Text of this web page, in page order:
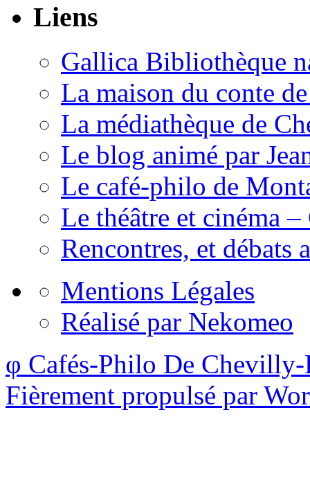
Liens
Gallica Bibliothèque
La maison du conte
La médiathèque de
Le blog animé par
Le café-philo de
Le théâtre et cinéma
Rencontres, et
Mentions Légales
Réalisé par Nekomeo
φ Cafés-Philo De
Fièrement propulsé par